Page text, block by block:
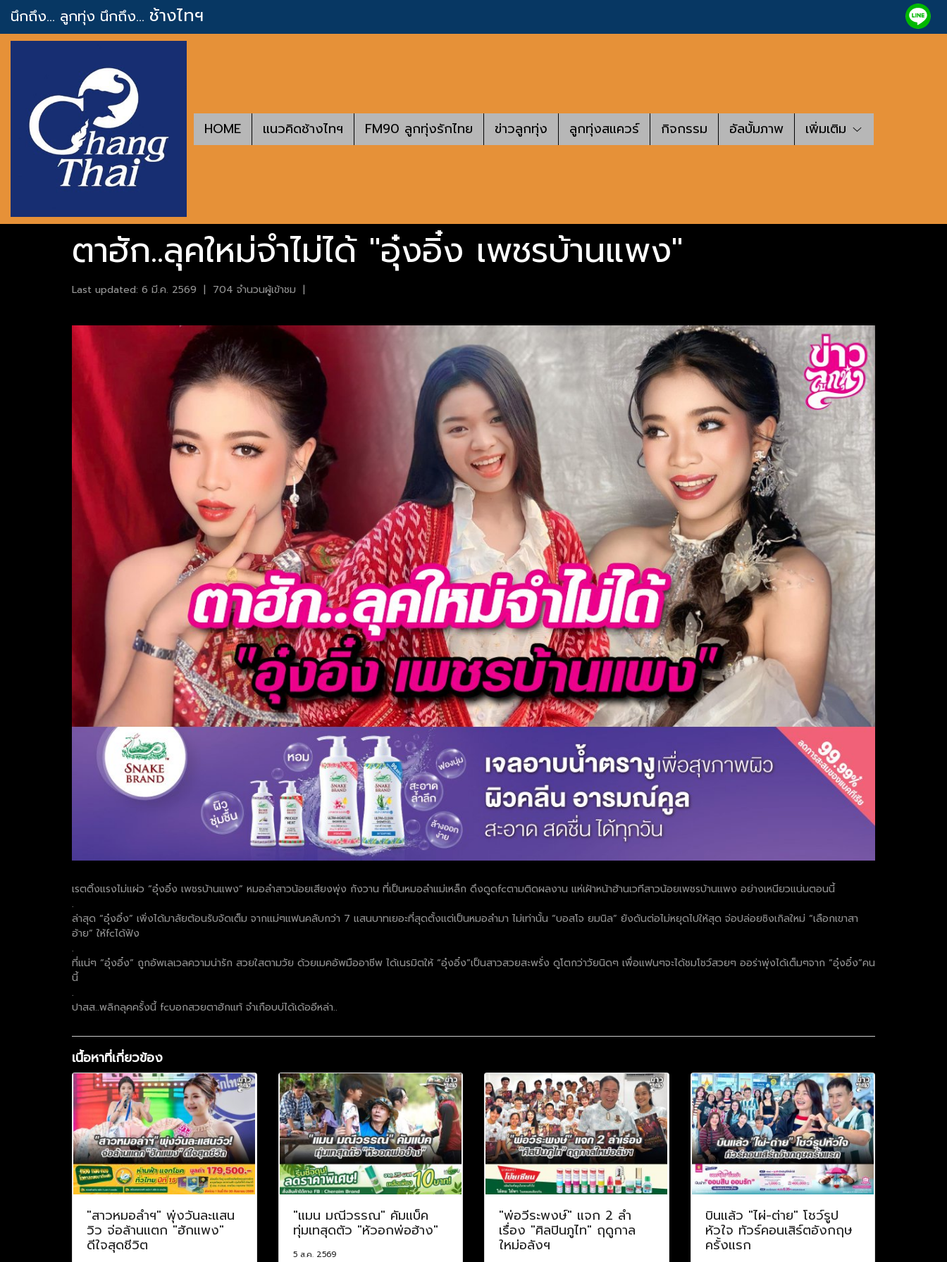
นึกถึง... ลูกทุ่ง นึกถึง... ช้างไทฯ
HOME แนวคิดช้างไทฯ FM90 ลูกทุ่งรักไทย ข่าวลูกทุ่ง ลูกทุ่งสแควร์ กิจกรรม อัลบั้มภาพ เพิ่มเติม
ตาฮัก..ลุคใหม่จำไม่ได้ "อุ๋งอิ๋ง เพชรบ้านแพง"
Last updated: 6 มี.ค. 2569 | 704 จำนวนผู้เข้าชม |
เรตติ้งแรงไม่แผ่ว “อุ๋งอิ๋ง เพชรบ้านแพง” หมอลำสาวน้อยเสียงพุ่ง กังวาน ที่เป็นหมอลำแม่เหล็ก ดึงดูดfcตามติดผลงาน แห่เฝ้าหน้าฮ้านเวทีสาวน้อยเพชรบ้านแพง อย่างเหนียวแน่นตอนนี้
.
ล่าสุด “อุ๋งอิ๋ง” เพิ่งได้มาลัยต้อนรับจัดเต็ม จากแม่ๆแฟนคลับกว่า 7 แสนบาทเยอะที่สุดตั้งแต่เป็นหมอลำมา ไม่เท่านั้น “บอสโจ ยมนิล” ยังดันต่อไม่หยุดไปให้สุด จ่อปล่อยซิงเกิลใหม่ “เลือกเขาสา
อ้าย” ให้fcได้ฟัง
.
ที่แน่ๆ “อุ๋งอิ๋ง” ถูกอัพเลเวลความน่ารัก สวยใสตามวัย ด้วยเมคอัพมืออาชีพ ได้เนรมิตให้ “อุ๋งอิ๋ง”เป็นสาวสวยสะพรั่ง ดูโตกว่าวัยนิดๆ เพื่อแฟนๆจะได้ชมโชว์สวยๆ ออร่าพุ่งได้เต็มๆจาก “อุ๋งอิ๋ง”คน
นี้
.
ปาสส..พลิกลุคครั้งนี้ fcบอกสวยตาฮักแท้ จำเกือบบ่ได้เด้ออีหล่า..
เนื้อหาที่เกี่ยวข้อง
"สาวหมอลำฯ" พุ่งวันละแสน
วิว จ่อล้านแตก "ฮักแพง"
ดีใจสุดชีวิต
"แมน มณีวรรณ" คัมแบ็ค
ทุ่มเทสุดตัว "หัวอกพ่อฮ้าง"
5 ส.ค. 2569
"พ่อวีระพงษ์" แจก 2 ลำ
เรื่อง "ศิลปินภูไท" ฤดูกาล
ใหม่อลังฯ
บินแล้ว "ไผ่-ต่าย" โชว์รูป
หัวใจ ทัวร์คอนเสิร์ตอังกฤษ
ครั้งแรก